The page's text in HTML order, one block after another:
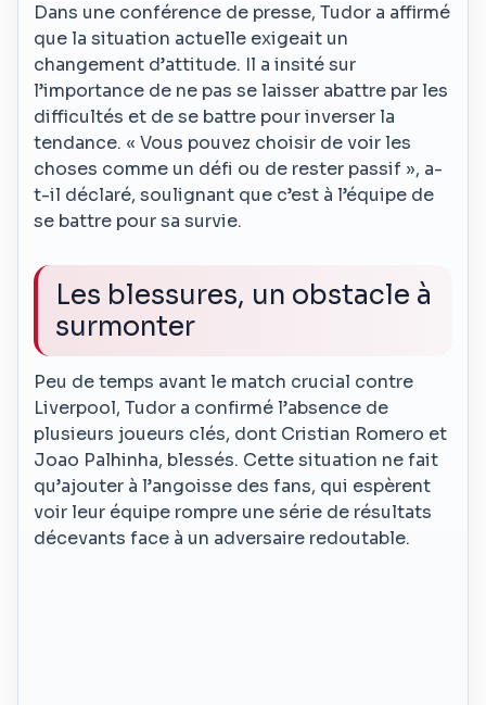
Dans une conférence de presse, Tudor a affirmé
que la situation actuelle exigeait un
changement d’attitude. Il a insité sur
l’importance de ne pas se laisser abattre par les
difficultés et de se battre pour inverser la
tendance. « Vous pouvez choisir de voir les
choses comme un défi ou de rester passif », a-
t-il déclaré, soulignant que c’est à l’équipe de
se battre pour sa survie.
Les blessures, un obstacle à
surmonter
Peu de temps avant le match crucial contre
Liverpool, Tudor a confirmé l’absence de
plusieurs joueurs clés, dont Cristian Romero et
Joao Palhinha, blessés. Cette situation ne fait
qu’ajouter à l’angoisse des fans, qui espèrent
voir leur équipe rompre une série de résultats
décevants face à un adversaire redoutable.